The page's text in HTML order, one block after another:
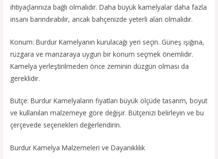
ihtiyaçlarınıza bağlı olmalıdır. Daha büyük kamelyalar daha fazla
insanı barındırabilir, ancak bahçenizde yeterli alan olmalıdır.
Konum: Burdur Kamelyanın kurulacağı yeri seçin. Güneş ışığına,
rüzgara ve manzaraya uygun bir konum seçmek önemlidir.
Kamelya yerleştirilmeden önce zeminin düzgün olması da
gereklidir.
Bütçe: Burdur Kamelyaların fiyatları büyük ölçüde tasarım, boyut
ve kullanılan malzemeye göre değişir. Bütçenizi belirleyin ve bu
çerçevede seçenekleri değerlendirin.
Burdur Kamelya Malzemeleri ve Dayanıklılık